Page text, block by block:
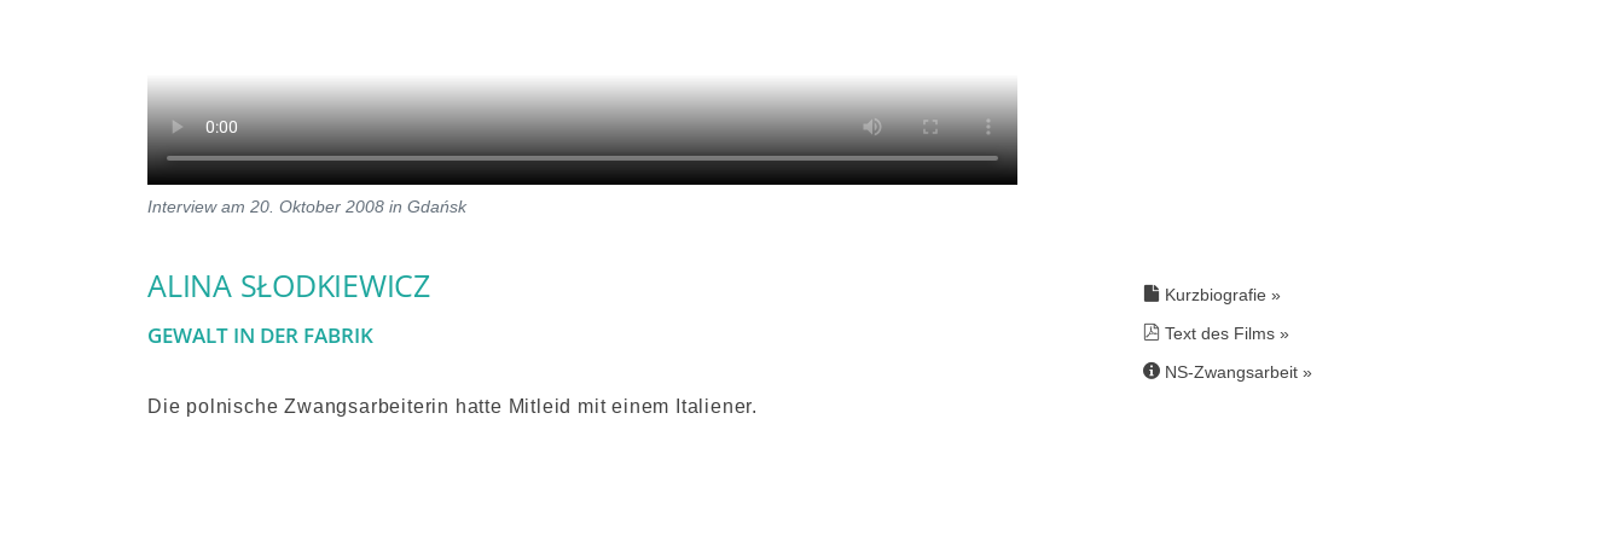
Interview am 20. Oktober 2008 in Gdańsk
ALINA SŁODKIEWICZ
GEWALT IN DER FABRIK
Die polnische Zwangsarbeiterin hatte Mitleid mit einem Italiener.
Kurzbiografie »
Text des Films »
NS-Zwangsarbeit »